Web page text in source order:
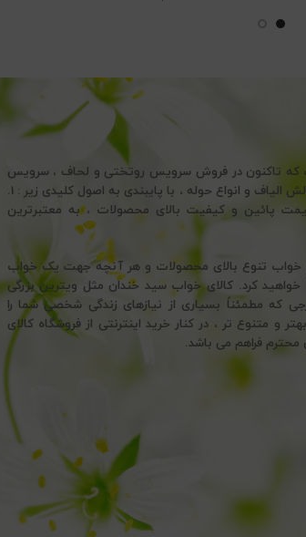
که تاکنون در فروش سرویس روتختی و لحاف ، سرویس
ملحفه ، انواع تشک طبی ، انواع بالش پر و بالش الیاف و انواع حوله ، با پایبندی به اصول کلیدی زیر : 1.
اصالت کالا 2. مشتری مداری 3. قیمت پائین و کیفیت بالای محصولات ، به معتبرترین
خواب تنوع بالای محصولات و هر آنچه جهت یک خواب
خواهید کرد. کالای خواب سید خندان مثل ویترین بزرگی
که مطمئناً بسیاری از نیازهای زندگی شخصی شما را
متنوع تر ، در کنار خرید اینترنتی از فروشگاه کالای
محترم فراهم می باشد.